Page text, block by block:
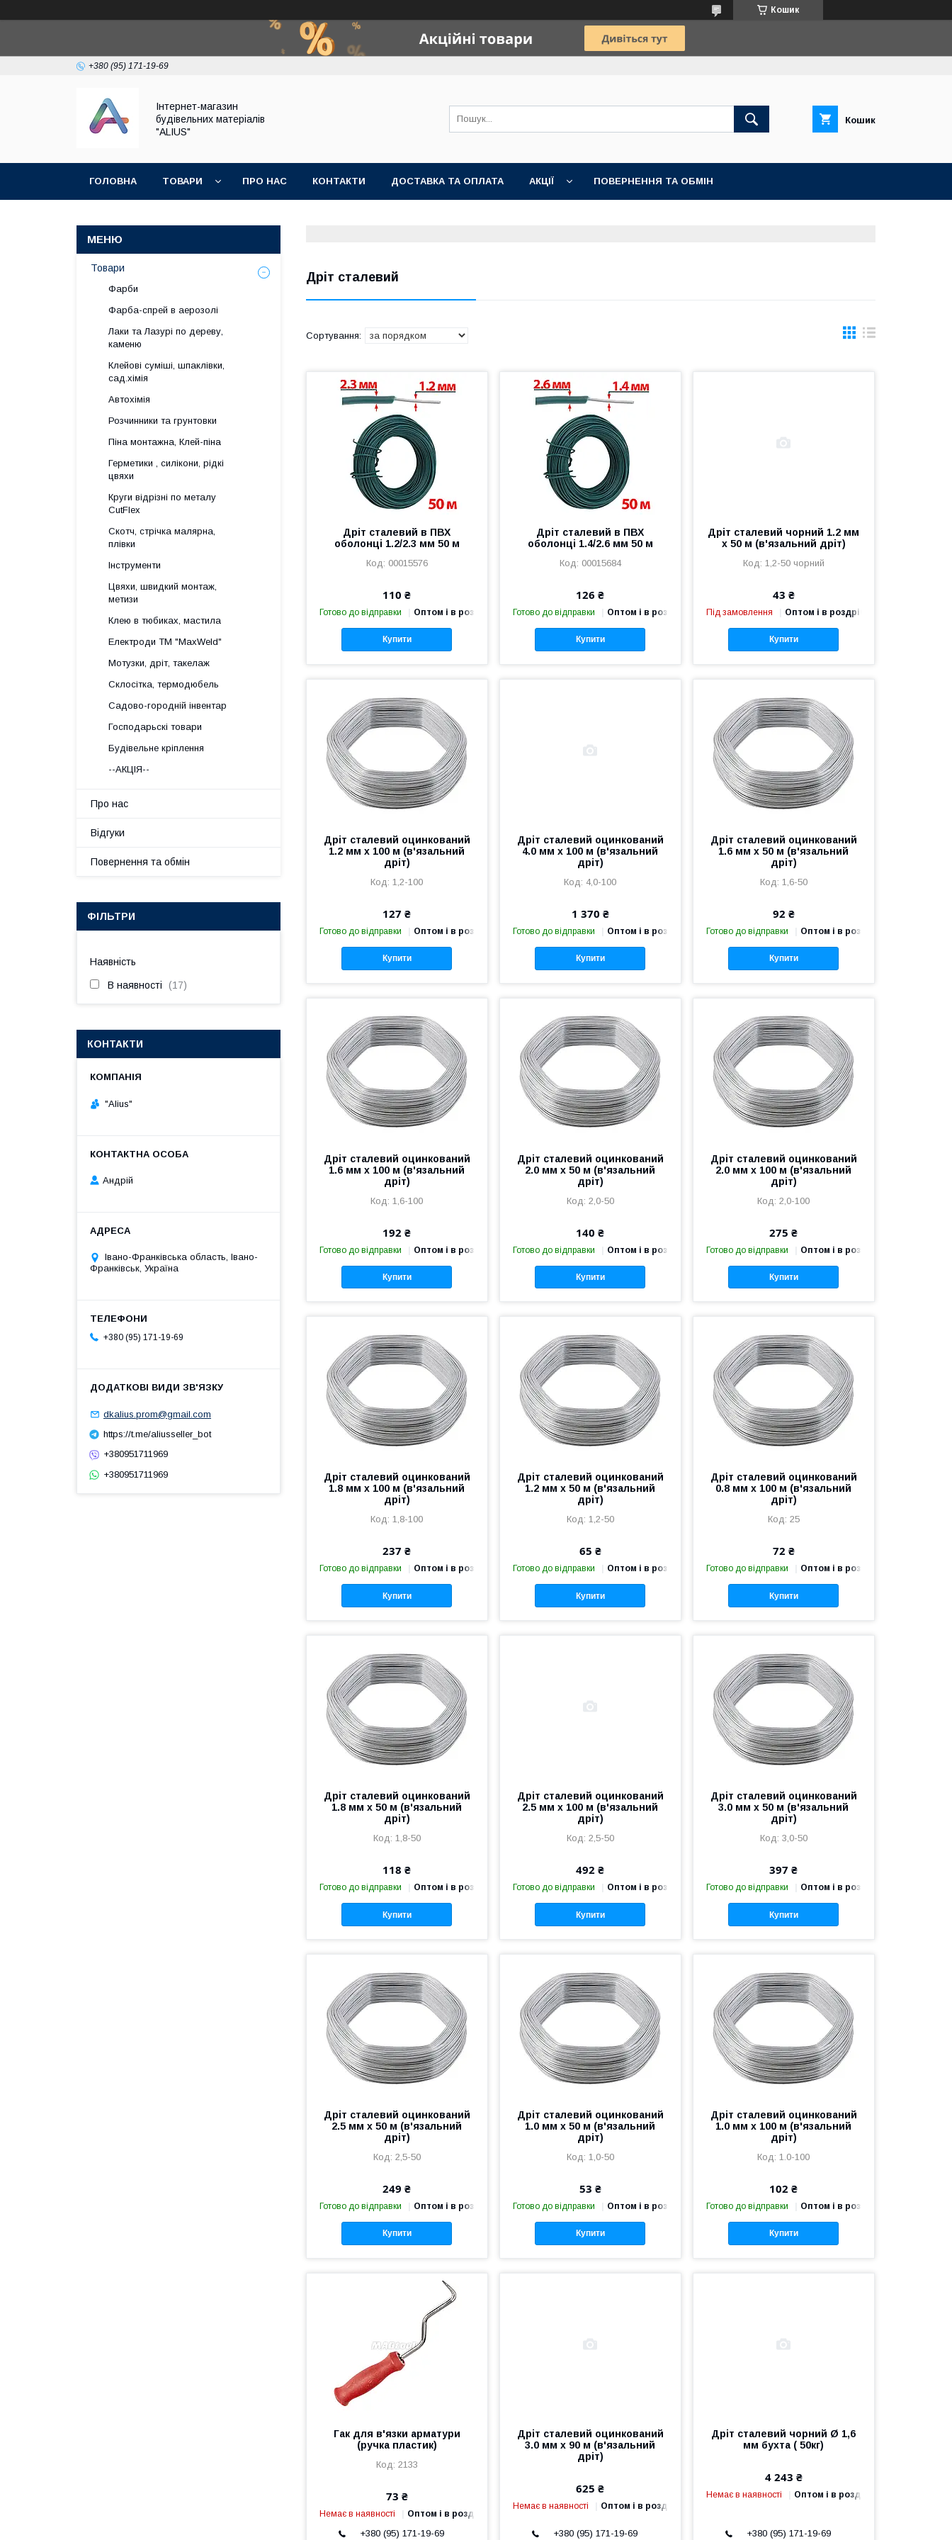
Кошик
+380 (95) 171-19-69
Інтернет-магазин
будівельних матеріалів
"ALIUS"
Кошик
ГОЛОВНА ТОВАРИ ПРО НАС КОНТАКТИ ДОСТАВКА ТА ОПЛАТА АКЦІЇ ПОВЕРНЕННЯ ТА ОБМІН
Дріт сталевий
Дріт сталевий в ПВХ
оболонці 1.2/2.3 мм 50 м
00015576
110 ₴
Готово до відправки Оптом і в роздріб
Купити
Дріт сталевий в ПВХ
оболонці 1.4/2.6 мм 50 м
00015684
126 ₴
Готово до відправки Оптом і в роздріб
Купити
Дріт сталевий чорний 1.2 мм
х 50 м (в'язальний дріт)
1,2-50 чорний
43 ₴
Під замовлення Оптом і в роздріб
Купити
Дріт сталевий оцинкований
1.2 мм х 100 м (в'язальний
дріт)
1,2-100
127 ₴
Готово до відправки Оптом і в роздріб
Купити
Дріт сталевий оцинкований
4.0 мм х 100 м (в'язальний
дріт)
4,0-100
1 370 ₴
Готово до відправки Оптом і в роздріб
Купити
Дріт сталевий оцинкований
1.6 мм х 50 м (в'язальний
дріт)
1,6-50
92 ₴
Готово до відправки Оптом і в роздріб
Купити
Дріт сталевий оцинкований
1.6 мм х 100 м (в'язальний
дріт)
1,6-100
192 ₴
Готово до відправки Оптом і в роздріб
Купити
Дріт сталевий оцинкований
2.0 мм х 50 м (в'язальний
дріт)
2,0-50
140 ₴
Готово до відправки Оптом і в роздріб
Купити
Дріт сталевий оцинкований
2.0 мм х 100 м (в'язальний
дріт)
2,0-100
275 ₴
Готово до відправки Оптом і в роздріб
Купити
Дріт сталевий оцинкований
1.8 мм х 100 м (в'язальний
дріт)
1,8-100
237 ₴
Готово до відправки Оптом і в роздріб
Купити
Дріт сталевий оцинкований
1.2 мм х 50 м (в'язальний
дріт)
1,2-50
65 ₴
Готово до відправки Оптом і в роздріб
Купити
Дріт сталевий оцинкований
0.8 мм х 100 м (в'язальний
дріт)
25
72 ₴
Готово до відправки Оптом і в роздріб
Купити
Дріт сталевий оцинкований
1.8 мм х 50 м (в'язальний
дріт)
1,8-50
118 ₴
Готово до відправки Оптом і в роздріб
Купити
Дріт сталевий оцинкований
2.5 мм х 100 м (в'язальний
дріт)
2,5-50
492 ₴
Готово до відправки Оптом і в роздріб
Купити
Дріт сталевий оцинкований
3.0 мм х 50 м (в'язальний
дріт)
3,0-50
397 ₴
Готово до відправки Оптом і в роздріб
Купити
Дріт сталевий оцинкований
2.5 мм х 50 м (в'язальний
дріт)
2,5-50
249 ₴
Готово до відправки Оптом і в роздріб
Купити
Дріт сталевий оцинкований
1.0 мм х 50 м (в'язальний
дріт)
1,0-50
53 ₴
Готово до відправки Оптом і в роздріб
Купити
Дріт сталевий оцинкований
1.0 мм х 100 м (в'язальний
дріт)
1.0-100
102 ₴
Готово до відправки Оптом і в роздріб
Купити
Гак для в'язки арматури
(ручка пластик)
2133
73 ₴
Немає в наявності Оптом і в роздріб
+380 (95) 171-19-69
Дріт сталевий оцинкований
3.0 мм х 90 м (в'язальний
дріт)
625 ₴
Немає в наявності Оптом і в роздріб
+380 (95) 171-19-69
Дріт сталевий чорний Ø 1,6
мм бухта ( 50кг)
4 243 ₴
Немає в наявності Оптом і в роздріб
+380 (95) 171-19-69
Товари
Фарби
Фарба-спрей в аерозолі
Лаки та Лазурі по дереву,
каменю
Клейові суміші, шпаклівки,
сад.хімія
Автохімія
Розчинники та грунтовки
Піна монтажна, Клей-піна
Герметики , силікони, рідкі
цвяхи
Круги відрізні по металу
CutFlex
Скотч, стрічка малярна,
плівки
Інструменти
Цвяхи, швидкий монтаж,
метизи
Клею в тюбиках, мастила
Електроди ТМ "MaxWeld"
Мотузки, дріт, такелаж
Склосітка, термодюбель
Садово-городній інвентар
Господарьскі товари
Будівельне кріплення
--АКЦІЯ--
Про нас
Відгуки
Повернення та обмін
ФІЛЬТРИ
Наявність
В наявності 17
КОНТАКТИ
"Alius"
Андрій
Івано-Франківська область, Івано-
Франківськ, Україна
+380 (95) 171-19-69
dkalius.prom@gmail.com
https://t.me/aliusseller_bot
+380951711969
+380951711969